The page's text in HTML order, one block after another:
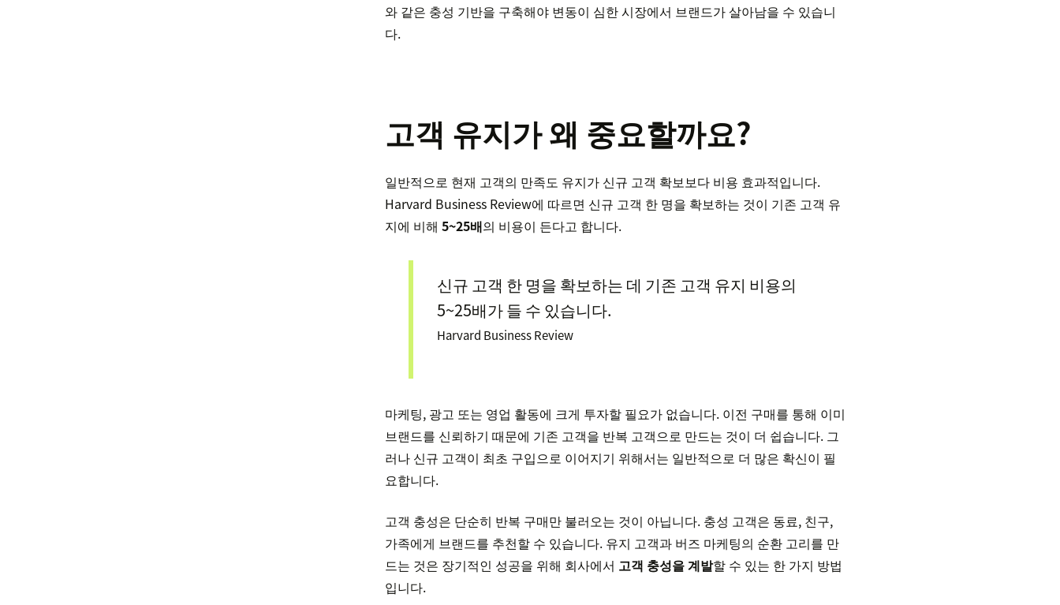
와 같은 충성 기반을 구축해야 변동이 심한 시장에서 브랜드가 살아남을 수 있습니
다.
고객 유지가 왜 중요할까요?
일반적으로 현재 고객의 만족도 유지가 신규 고객 확보보다 비용 효과적입니다.
Harvard Business Review에 따르면 신규 고객 한 명을 확보하는 것이 기존 고객 유
지에 비해5~25배의 비용이 든다고 합니다.
신규 고객 한 명을 확보하는 데 기존 고객 유지 비용의
5~25배가 들 수 있습니다.
Harvard Business Review
마케팅, 광고 또는 영업 활동에 크게 투자할 필요가 없습니다. 이전 구매를 통해 이미
브랜드를 신뢰하기 때문에 기존 고객을 반복 고객으로 만드는 것이 더 쉽습니다. 그
러나 신규 고객이 최초 구입으로 이어지기 위해서는 일반적으로 더 많은 확신이 필
요합니다.
고객 충성은 단순히 반복 구매만 불러오는 것이 아닙니다. 충성 고객은 동료, 친구,
가족에게 브랜드를 추천할 수 있습니다. 유지 고객과 버즈 마케팅의 순환 고리를 만
드는 것은 장기적인 성공을 위해 회사에서 고객 충성을 계발할 수 있는 한 가지 방법
입니다.